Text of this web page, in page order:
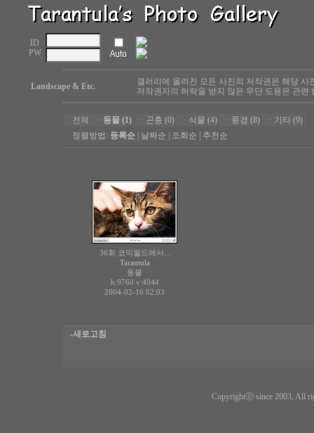
ID
PW
Landscape & Etc.
갤러리에 올려진 모든 사진의 저작권은 해당 사
저작권자의 허락을 받지 않은 무단 도용은 관련
전체 ㆍ 동물 (1) ㆍ 곤충 (0) ㆍ 식물 (4) ㆍ 풍경 (8) ㆍ 기타 (9)
정렬방법: 등록순 날짜순 조회순 추천순
36회 코믹월드에서...
Tarantula
동물
h:9760 v:4044
2004-02-16 02:03
-새로고침
Copyrightⓒ since 2003, All